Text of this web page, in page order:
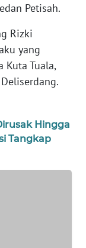
Petisah.
Rizki
yang
Kuta Tuala,
Hingga
Tangkap